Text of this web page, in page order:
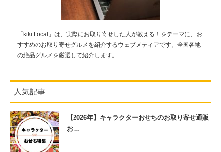
「kiki Local」は、実際にお取り寄せした人が教える！をテーマに、お
すすめのお取り寄せグルメを紹介するウェブメディアです。全国各地
の絶品グルメを厳選して紹介します。
人気記事
【2026年】キャラクターおせちのお取り寄せ通販
お…